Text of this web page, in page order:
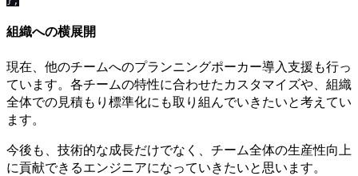
組織への横展開
現在、他のチームへのプランニングポーカー導入支援も行っ
ています。各チームの特性に合わせたカスタマイズや、組織
全体での見積もり標準化にも取り組んでいきたいと考えてい
ます。
今後も、技術的な成長だけでなく、チーム全体の生産性向上
に貢献できるエンジニアになっていきたいと思います。